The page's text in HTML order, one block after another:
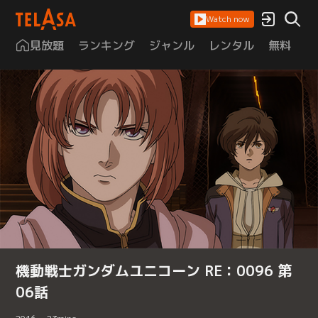
Watch now
見放題 ランキング ジャンル レンタル 無料
機動戦士ガンダムユニコーン RE：0096 第
06話